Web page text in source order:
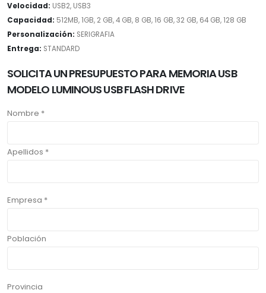
Velocidad: USB2, USB3
Capacidad: 512MB, 1GB, 2 GB, 4 GB, 8 GB, 16 GB, 32 GB, 64 GB, 128 GB
Personalización: SERIGRAFIA
Entrega: STANDARD
SOLICITA UN PRESUPUESTO PARA MEMORIA USB
MODELO LUMINOUS USB FLASH DRIVE
Nombre *
Apellidos *
Empresa *
Población
Provincia